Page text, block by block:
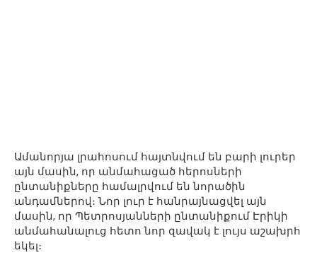
Ամանորյա լրահոսում հայտնվում են բարի լուրեր
այն մասին, որ անմահացած հերոսների
ընտանիքները համալրվում են նորածին
անդամներով։ Նոր լուր է հանրայնացվել այն
մասին, որ Պետրոսյանների ընտանիքում Էրիկի
անմահանալուց հետո նոր զավակ է լույս աշախրհ
եկել։